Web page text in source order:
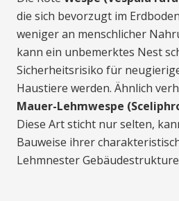
die sich bevorzugt im
weniger an menschlicher
kann ein unbemerktes Nest
Sicherheitsrisiko für
Haustiere werden. Ähnlich
Mauer-Lehmwespe
Diese Art sticht nur selten,
Bauweise ihrer
Lehmnester